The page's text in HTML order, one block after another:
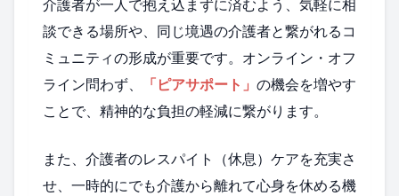
介護者が一人で抱え込まずに済むよう、気軽に相
談できる場所や、同じ境遇の介護者と繋がれるコ
ミュニティの形成が重要です。オンライン・オフ
ライン問わず、
「ピアサポート」 の機会を増やす
ことで、精神的な負担の軽減に繋がります。
また、介護者のレスパイト（休息）ケアを充実さ
せ、一時的にでも介護から離れて心身を休める機